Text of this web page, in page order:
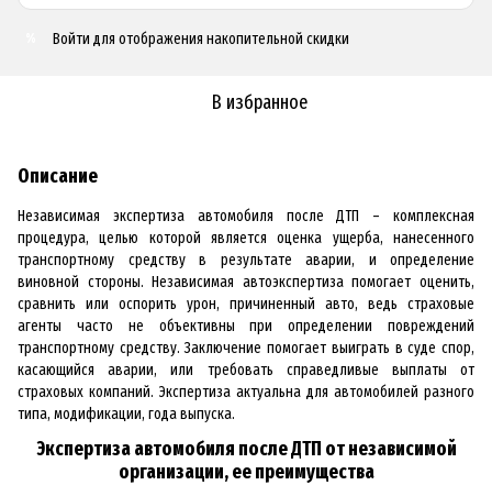
Войти для отображения накопительной скидки
В избранное
Описание
Независимая экспертиза автомобиля после ДТП – комплексная
процедура, целью которой является оценка ущерба, нанесенного
транспортному средству в результате аварии, и определение
виновной стороны. Независимая автоэкспертиза помогает оценить,
сравнить или оспорить урон, причиненный авто, ведь страховые
агенты часто не объективны при определении повреждений
транспортному средству. Заключение помогает выиграть в суде спор,
касающийся аварии, или требовать справедливые выплаты от
страховых компаний. Экспертиза актуальна для автомобилей разного
типа, модификации, года выпуска.
Экспертиза автомобиля после ДТП от независимой
организации, ее преимущества